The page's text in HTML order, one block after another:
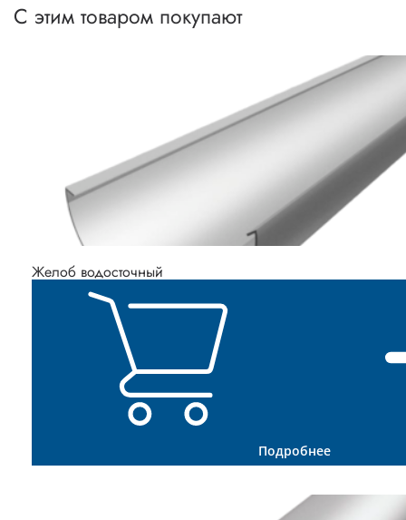
С этим товаром покупают
Желоб водосточный
Подробнее